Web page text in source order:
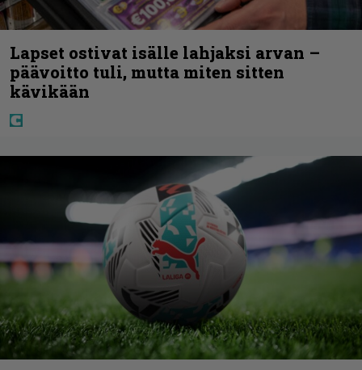
Lapset ostivat isälle lahjaksi arvan –
päävoitto tuli, mutta miten sitten
kävikään